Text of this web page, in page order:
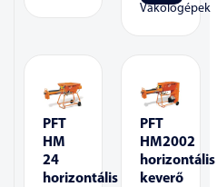
Vakológépek
PFT
HM
24
horizontális
PFT
HM2002
horizontális
keverő